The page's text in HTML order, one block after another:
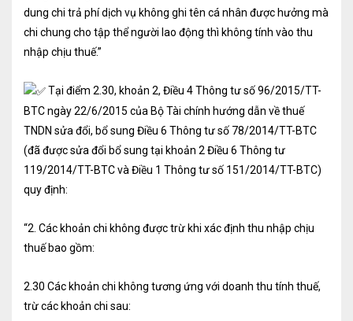
Kế toán thuế
Giám sát kế toán
Hoàn thiện sổ sách và quyết toán thuế
Tư vấn kế toán
Tư vấn tổ chức bộ máy kế toán
viên
Thành lập mới Doanh nghiệp, hộ cá thể
dung chi trả phí dịch vụ không ghi tên cá nhân được hưởng mà
chi chung cho tập thể người lao động thì không tính vào thu
nhập chịu thuế.”
Tại điểm 2.30, khoản 2, Điều 4 Thông tư số 96/2015/TT-
BTC ngày 22/6/2015 của Bộ Tài chính hướng dẫn về thuế
TNDN sửa đổi, bổ sung Điều 6 Thông tư số 78/2014/TT-BTC
(đã được sửa đổi bổ sung tại khoản 2 Điều 6 Thông tư
119/2014/TT-BTC và Điều 1 Thông tư số 151/2014/TT-BTC)
quy định:
“2. Các khoản chi không được trừ khi xác định thu nhập chịu
thuế bao gồm:
2.30 Các khoản chi không tương ứng với doanh thu tính thuế,
trừ các khoản chi sau: